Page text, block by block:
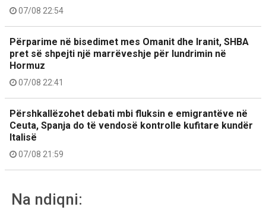
07/08 22:54
Përparime në bisedimet mes Omanit dhe Iranit, SHBA
pret së shpejti një marrëveshje për lundrimin në
Hormuz
07/08 22:41
Përshkallëzohet debati mbi fluksin e emigrantëve në
Ceuta, Spanja do të vendosë kontrolle kufitare kundër
Italisë
07/08 21:59
Na ndiqni: